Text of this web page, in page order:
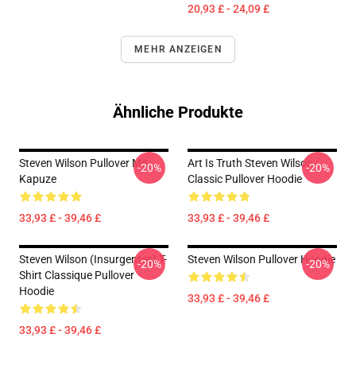
20,93 £ - 24,09 £
MEHR ANZEIGEN
Ähnliche Produkte
Steven Wilson Pullover Mit
Kapuze
33,93 £ - 39,46 £
-20%
Art Is Truth Steven Wilson
Classic Pullover Hoodie
33,93 £ - 39,46 £
-20%
Steven Wilson (insurgentes) T-
Shirt Classique Pullover
Hoodie
33,93 £ - 39,46 £
-20% Steven Wilson Pullover Hoodie
33,93 £ - 39,46 £
-20%